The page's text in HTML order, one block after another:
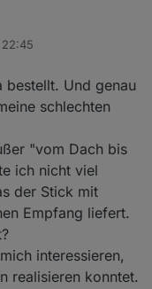
cc2538-cc2592-
bestellt. Und genau
schlechten
"vom Dach bis
ich nicht viel
der Stick mit
Empfang liefert.
interessieren,
realisieren konntet.